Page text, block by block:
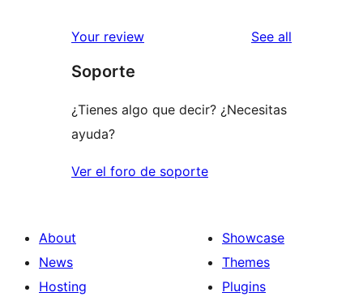
Your review See all
Soporte
¿Tienes algo que decir? ¿Necesitas
ayuda?
Ver el foro de soporte
About
News
Hosting
Showcase
Themes
Plugins